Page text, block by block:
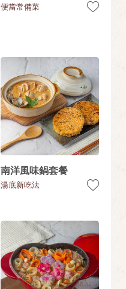
便當常備菜
南洋風味鍋套餐
湯底新吃法